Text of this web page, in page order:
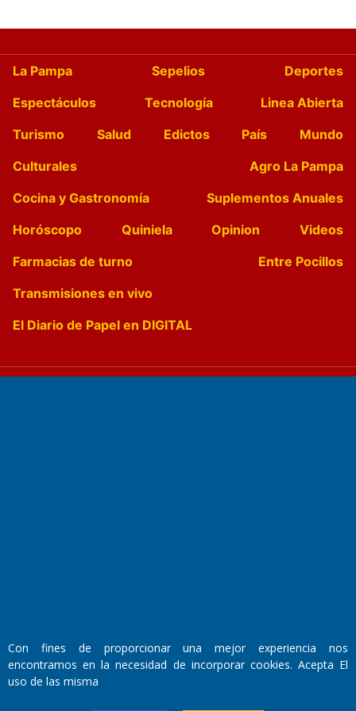
La Pampa Sepelios
Deportes
Espectáculos
Tecnología
Linea Abierta
Turismo
Salud Edictos País
Mundo
Culturales
Agro La Pampa
Cocina y Gastronomía
Suplementos Anuales
Horóscopo
Quiniela Opinion
Videos
Farmacias de turno
Entre Pocillos
Transmisiones en vivo
El Diario de Papel en DIGITAL
Con fines de proporcionar una mejor experiencia nos
encontramos en la necesidad de incorporar cookies. Acepta El
uso de las misma